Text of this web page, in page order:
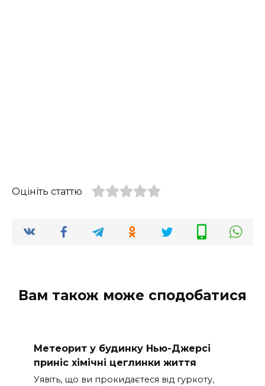
Оцініть статтю
Вам також може сподобатися
Метеорит у будинку Нью-Джерсі
приніс хімічні цеглинки життя
Уявіть, що ви прокидаєтеся від гуркоту,